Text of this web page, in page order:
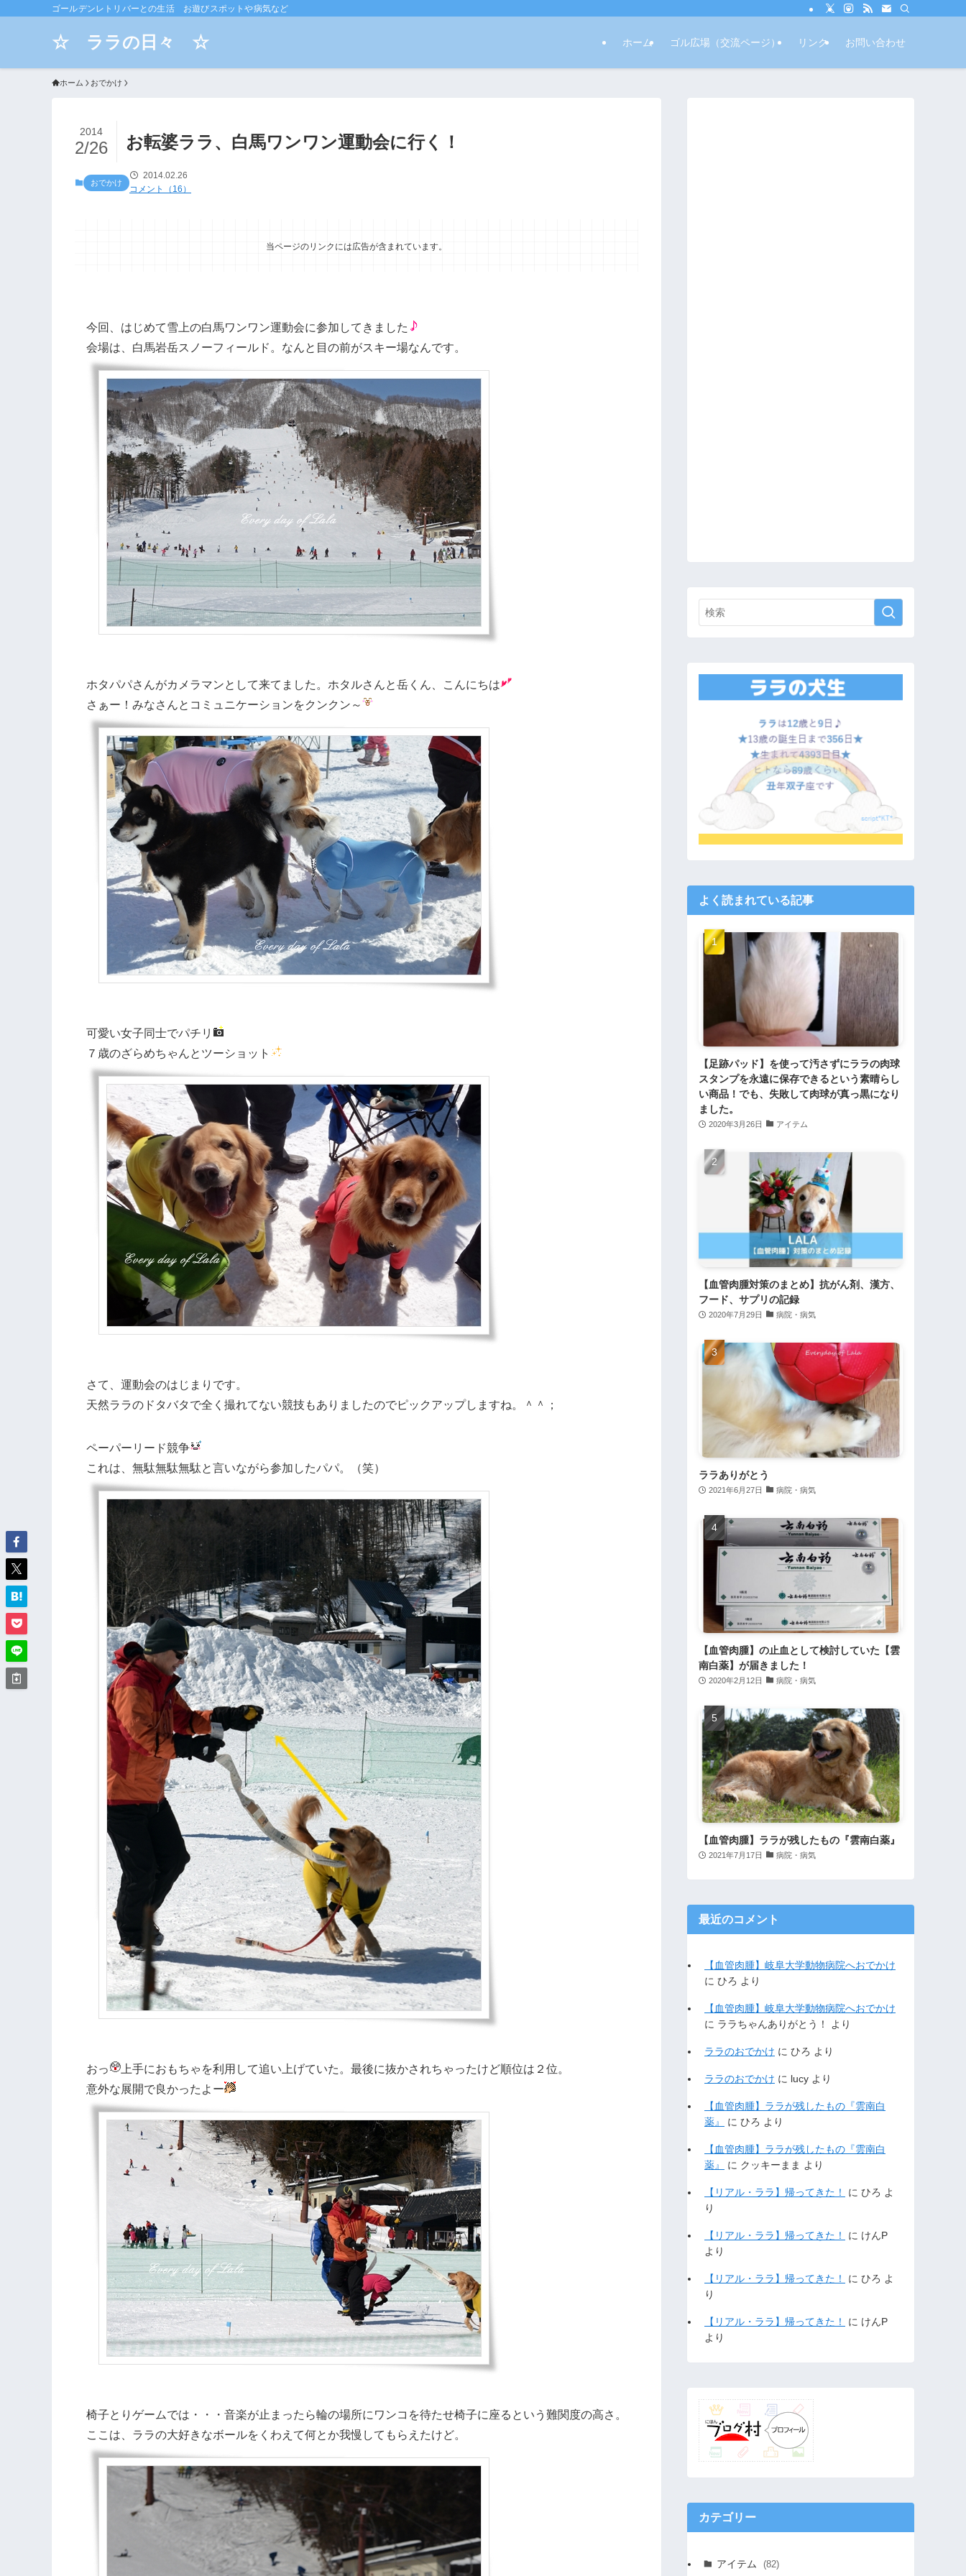
ゴールデンレトリバーとの生活 お遊びスポットや病気など
☆ ララの日々 ☆ ホーム ゴル広場（交流ページ） リンク お問い合わせ
ホーム おでかけ
お転婆ララ、白馬ワンワン運動会に行く！
2014
2/26
おでかけ
2014.02.26
コメント（16）
当ページのリンクには広告が含まれています。
今回、はじめて雪上の白馬ワンワン運動会に参加してきました
会場は、白馬岩岳スノーフィールド。なんと目の前がスキー場なんです。
ホタパパさんがカメラマンとして来てました。ホタルさんと岳くん、こんにちは
さぁー！みなさんとコミュニケーションをクンクン～
可愛い女子同士でパチリ
７歳のざらめちゃんとツーショット
さて、運動会のはじまりです。
天然ララのドタバタで全く撮れてない競技もありましたのでピックアップしますね。＾＾；
ペーパーリード競争
これは、無駄無駄無駄と言いながら参加したパパ。（笑）
おっ
上手におもちゃを利用して追い上げていた。最後に抜かされちゃったけど順位は２位。
意外な展開で良かったよー
椅子とりゲームでは・・・音楽が止まったら輪の場所にワンコを待たせ椅子に座るという難関度の高さ。
ここは、ララの大好きなボールをくわえて何とか我慢してもらえたけど。
よく読まれている記事
【足跡パッド】を使って汚さずにララの肉球
スタンプを永遠に保存できるという素晴らし
い商品！でも、失敗して肉球が真っ黒になり
ました。
2020年3月26日 アイテム
【血管肉腫対策のまとめ】抗がん剤、漢方、
フード、サプリの記録
2020年7月29日 病院・病気
ララありがとう
2021年6月27日 病院・病気
【血管肉腫】の止血として検討していた【雲
南白薬】が届きました！
2020年2月12日 病院・病気
【血管肉腫】ララが残したもの『雲南白薬』
2021年7月17日 病院・病気
最近のコメント
【血管肉腫】岐阜大学動物病院へおでかけ
に ひろ より
【血管肉腫】岐阜大学動物病院へおでかけ
に ララちゃんありがとう！ より
ララのおでかけ に ひろ より
ララのおでかけ に lucy より
【血管肉腫】ララが残したもの『雲南白
薬』
に ひろ より
【血管肉腫】ララが残したもの『雲南白
薬』
に クッキーまま より
【リアル・ララ】帰ってきた！ に ひろ よ
り
【リアル・ララ】帰ってきた！ に けんP
より
【リアル・ララ】帰ってきた！ に ひろ よ
り
【リアル・ララ】帰ってきた！ に けんP
より
カテゴリー
アイテム (82)